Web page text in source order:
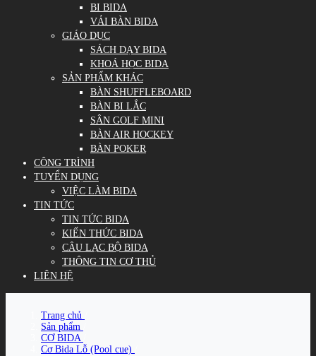
BI BIDA
VẢI BÀN BIDA
GIÁO DỤC
SÁCH DẠY BIDA
KHOÁ HỌC BIDA
SẢN PHẨM KHÁC
BÀN SHUFFLEBOARD
BÀN BI LẮC
SÂN GOLF MINI
BÀN AIR HOCKEY
BÀN POKER
CÔNG TRÌNH
TUYỂN DỤNG
VIỆC LÀM BIDA
TIN TỨC
TIN TỨC BIDA
KIẾN THỨC BIDA
CÂU LẠC BỘ BIDA
THÔNG TIN CƠ THỦ
LIÊN HỆ
Trang chủ
Sản phẩm
CƠ BIDA
Cơ Bida Lỗ (Pool cue)